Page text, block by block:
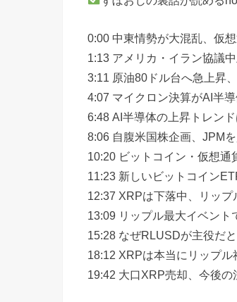
0:00 中東情勢が大混乱、仮
1:13 アメリカ・イラン協議
3:11 原油80ドル台へ急上昇
4:07 マイクロン決算がAI半
6:48 AI半導体の上昇トレン
8:06 自腹米国株企画、JPM
10:20 ビットコイン・仮想通
11:23 新しいビットコイン
12:37 XRPは下落中、リッ
13:09 リップル最大イベント
15:28 なぜRLUSDが主役だ
18:12 XRPは本当にリップ
19:42 大口XRP売却、今後の